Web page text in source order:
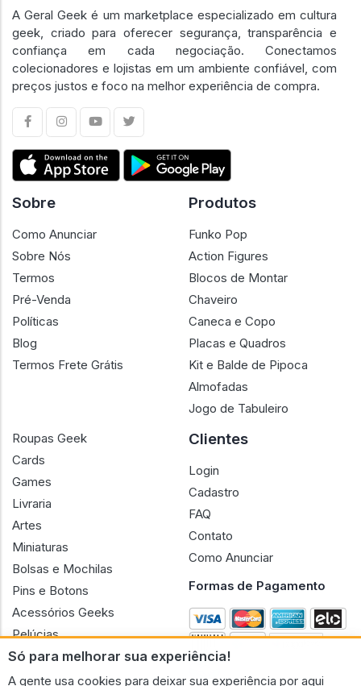
Só para melhorar sua experiência!
A gente usa cookies para deixar sua experiência por aqui
A Geral Geek é um marketplace especializado em cultura
geek, criado para oferecer segurança, transparência e
confiança em cada negociação. Conectamos
colecionadores e lojistas em um ambiente confiável, com
preços justos e foco na melhor experiência de compra.
Sobre
Como Anunciar
Sobre Nós
Termos
Pré-Venda
Políticas
Blog
Termos Frete Grátis
Produtos
Funko Pop
Action Figures
Blocos de Montar
Chaveiro
Caneca e Copo
Placas e Quadros
Kit e Balde de Pipoca
Almofadas
Jogo de Tabuleiro
Roupas Geek
Cards
Games
Livraria
Artes
Miniaturas
Bolsas e Mochilas
Pins e Botons
Acessórios Geeks
Pelúcias
Bonecas
Clientes
Login
Cadastro
FAQ
Contato
Como Anunciar
Formas de Pagamento